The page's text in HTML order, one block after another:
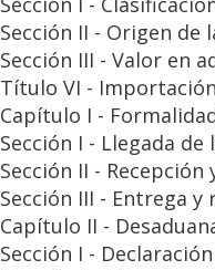
Sección II - Origen de
Sección III - Valor en
Título VI -
Capítulo I -
Sección I - Llegada
Sección II -
Sección III - Entrega y
Capítulo II -
Sección I -